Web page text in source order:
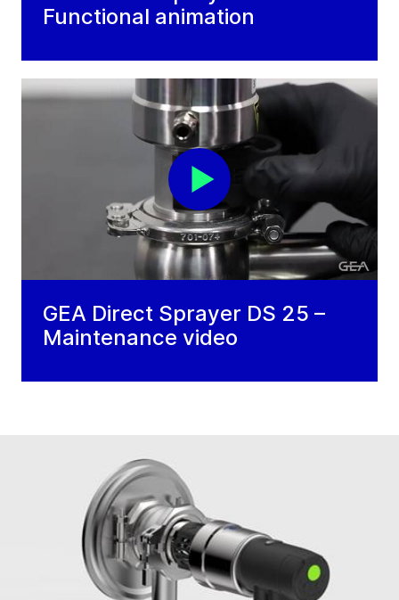
Functional animation
GEA Direct Sprayer DS 25 –
Maintenance video